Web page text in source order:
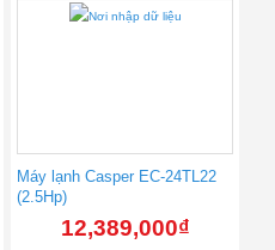
Máy lạnh Casper EC-24TL22
(2.5Hp)
12,389,000₫